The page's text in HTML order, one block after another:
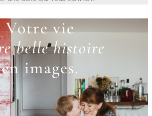
Votre vie
belle histoire
en images.